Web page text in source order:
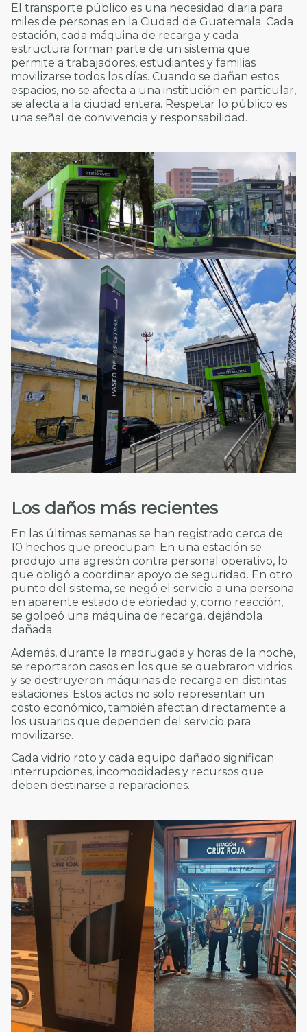
El transporte público es una necesidad diaria para
miles de personas en la Ciudad de Guatemala. Cada
estación, cada máquina de recarga y cada
estructura forman parte de un sistema que
permite a trabajadores, estudiantes y familias
movilizarse todos los días. Cuando se dañan estos
espacios, no se afecta a una institución en particular,
se afecta a la ciudad entera. Respetar lo público es
una señal de convivencia y responsabilidad.
Los daños más recientes
En las últimas semanas se han registrado cerca de
10 hechos que preocupan. En una estación se
produjo una agresión contra personal operativo, lo
que obligó a coordinar apoyo de seguridad. En otro
punto del sistema, se negó el servicio a una persona
en aparente estado de ebriedad y, como reacción,
se golpeó una máquina de recarga, dejándola
dañada.
Además, durante la madrugada y horas de la noche,
se reportaron casos en los que se quebraron vidrios
y se destruyeron máquinas de recarga en distintas
estaciones. Estos actos no solo representan un
costo económico, también afectan directamente a
los usuarios que dependen del servicio para
movilizarse.
Cada vidrio roto y cada equipo dañado significan
interrupciones, incomodidades y recursos que
deben destinarse a reparaciones.